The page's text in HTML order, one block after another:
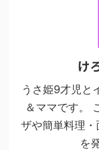
け
うさ姫9才児と
＆ママです。
ザや簡単料理
を